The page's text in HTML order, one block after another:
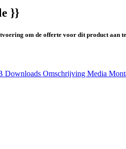
}}
om de offerte voor dit product aan
Downloads Omschrijving Media